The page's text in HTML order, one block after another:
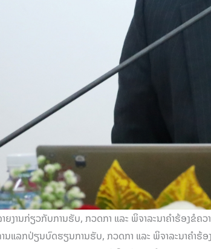
ງານກ່ຽວກັບການຮັບ, ກວດກາ ແລະ ພິຈາລະນາຄຳຮ້ອງຂໍຄ
ນແລກປ່ຽນບົດຮຽນການຮັບ, ກວດກາ ແລະ ພິຈາລະນາຄຳຮ້